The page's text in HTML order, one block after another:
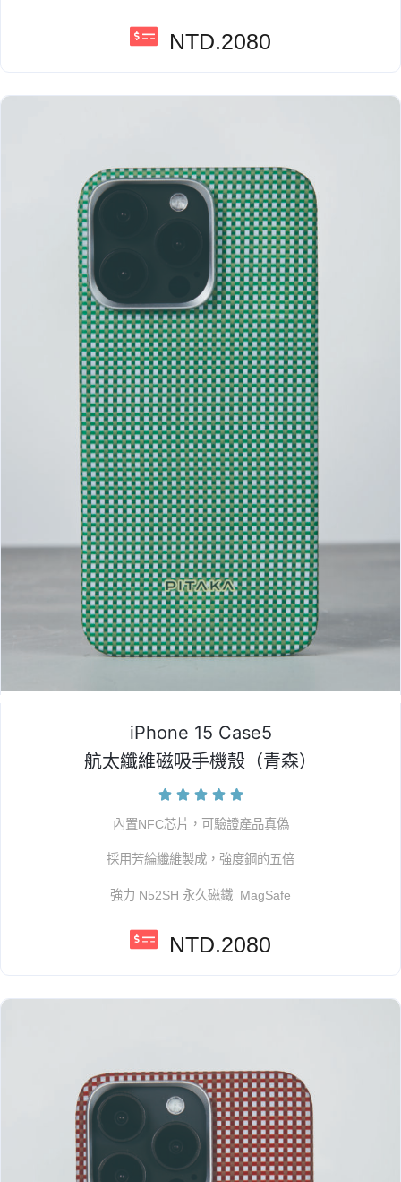
NTD.2080
iPhone 15 Case5
航太纖維磁吸手機殼（青森）
    
內置NFC芯片，可驗證產品真偽
採用芳綸纖維製成，強度鋼的五倍
強力 N52SH 永久磁鐵 MagSafe
NTD.2080